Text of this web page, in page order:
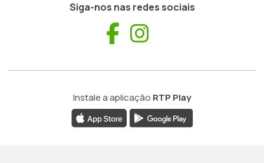
Siga-nos nas redes sociais
Facebook
Instale a aplicação RTP Play